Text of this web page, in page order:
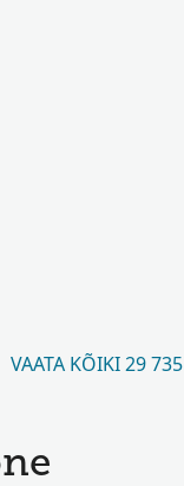
VAATA KÕIKI 29 735